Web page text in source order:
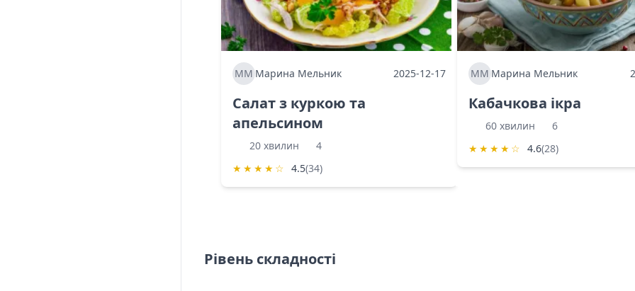
ММ Марина Мельник 2025-12-17
Салат з куркою та
апельсином
20 хвилин
4
★ ★ ★ ★ ☆ 4.5(34)
ММ Марина Мельник
Кабачкова ікра
60 хвилин
6
★ ★ ★ ★ ☆ 4.6(28)
Рівень складності